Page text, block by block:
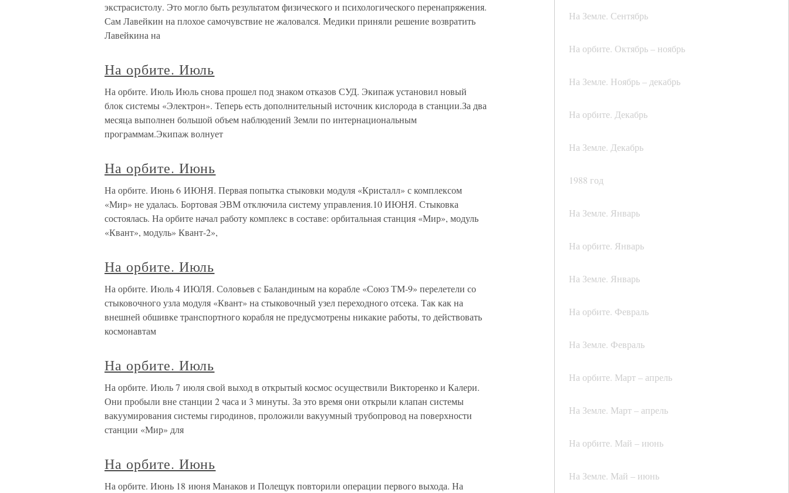
На Земле. Сентябрь
На орбите. Октябрь – ноябрь
На Земле. Ноябрь – декабрь
На орбите. Декабрь
На Земле. Декабрь
1988 год
На Земле. Январь
На орбите. Январь
На Земле. Январь
На орбите. Февраль
На Земле. Февраль
На орбите. Март – апрель
На Земле. Март – апрель
На орбите. Май – июнь
На Земле. Май – июнь
экстрасистолу. Это могло быть результатом физического и психологического перенапряжения.
Сам Лавейкин на плохое самочувствие не жаловался. Медики приняли решение возвратить
Лавейкина на
На орбите. Июль
На орбите. Июль Июль снова прошел под знаком отказов СУД. Экипаж установил новый
блок системы «Электрон». Теперь есть дополнительный источник кислорода в станции.За два
месяца выполнен большой объем наблюдений Земли по интернациональным
программам.Экипаж волнует
На орбите. Июнь
На орбите. Июнь 6 ИЮНЯ. Первая попытка стыковки модуля «Кристалл» с комплексом
«Мир» не удалась. Бортовая ЭВМ отключила систему управления.10 ИЮНЯ. Стыковка
состоялась. На орбите начал работу комплекс в составе: орбитальная станция «Мир», модуль
«Квант», модуль» Квант-2»,
На орбите. Июль
На орбите. Июль 4 ИЮЛЯ. Соловьев с Баландиным на корабле «Союз ТМ-9» перелетели со
стыковочного узла модуля «Квант» на стыковочный узел переходного отсека. Так как на
внешней обшивке транспортного корабля не предусмотрены никакие работы, то действовать
космонавтам
На орбите. Июль
На орбите. Июль 7 июля свой выход в открытый космос осуществили Викторенко и Калери.
Они пробыли вне станции 2 часа и 3 минуты. За это время они открыли клапан системы
вакуумирования системы гиродинов, проложили вакуумный трубопровод на поверхности
станции «Мир» для
На орбите. Июнь
На орбите. Июнь 18 июня Манаков и Полещук повторили операции первого выхода. На